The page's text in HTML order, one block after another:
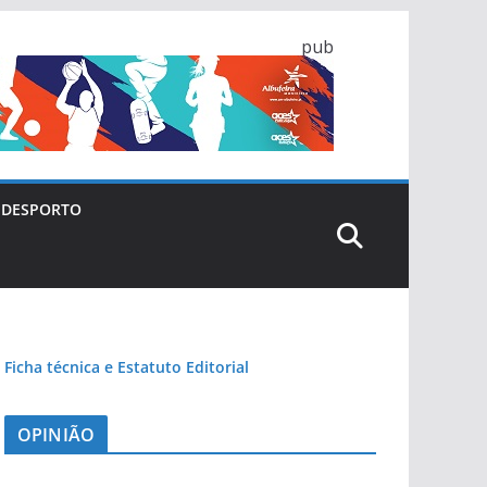
pub
DESPORTO
Ficha técnica e Estatuto Editorial
OPINIÃO